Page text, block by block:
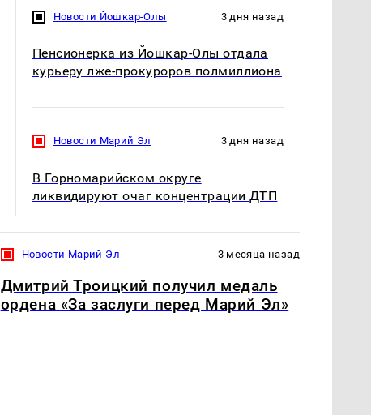
Новости Йошкар-Олы 3 дня назад
Пенсионерка из Йошкар-Олы отдала
курьеру лже-прокуроров полмиллиона
Новости Марий Эл 3 дня назад
В Горномарийском округе
ликвидируют очаг концентрации ДТП
Новости Марий Эл 3 месяца назад
Дмитрий Троицкий получил медаль
ордена «За заслуги перед Марий Эл»